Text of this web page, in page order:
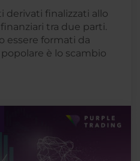
derivati finalizzati allo
tra due parti.
essere formati da
è lo scambio